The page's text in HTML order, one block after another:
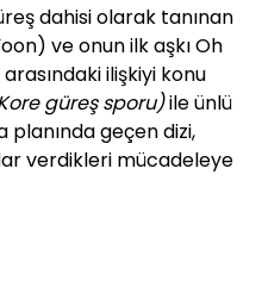
dahisi olarak tanınan
ve onun ilk aşkı Oh
arasındaki ilişkiyi konu
güreş sporu)ile ünlü
planında geçen dizi,
verdikleri mücadeleye